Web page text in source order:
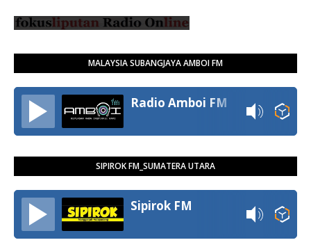
MALAYSIA SUBANGJAYA AMBOI FM
Radio Amboi FM
SIPIROK FM_SUMATERA UTARA
Sipirok FM